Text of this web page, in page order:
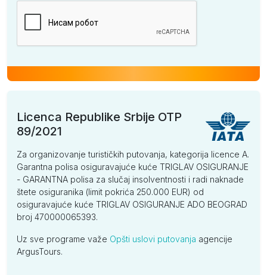
Licenca Republike Srbije OTP
89/2021
Za organizovanje turističkih putovanja, kategorija licence A.
Garantna polisa osiguravajuće kuće TRIGLAV OSIGURANJE
- GARANTNA polisa za slučaj insolventnosti i radi naknade
štete osiguranika (limit pokrića 250.000 EUR) od
osiguravajuće kuće TRIGLAV OSIGURANJE ADO BEOGRAD
broj 470000065393.
Uz sve programe važe Opšti uslovi putovanja agencije
ArgusTours.